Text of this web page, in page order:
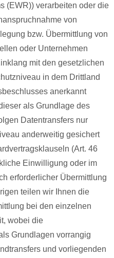
(EWR)) verarbeiten oder die
von
bzw. Übermittlung von
oder Unternehmen
mit den gesetzlichen
in dem Drittland
anerkannt
als Grundlage des
Datentransfers nur
anderweitig gesichert
(Art. 46
Einwilligung oder im
erforderlicher Übermittlung
teilen wir Ihnen die
bei den einzelnen
wobei die
Grundlagen vorrangig
und vorliegenden